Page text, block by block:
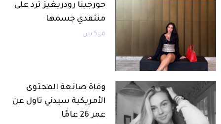
جورجينا رودريغيز ترد على
منتقدي جسمها
ميكس
وفاة صانعة المحتوى
الأمريكية سيدني تاول عن
عمر 26 عامًا